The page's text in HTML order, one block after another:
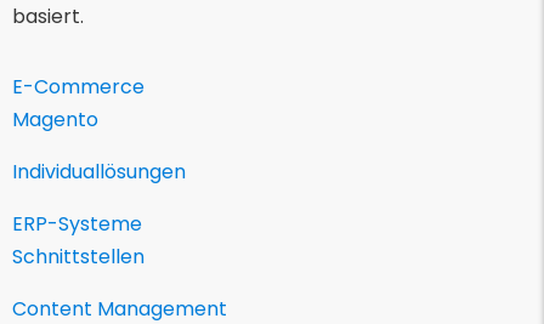
basiert.
E-Commerce
Magento
Individuallösungen
ERP-Systeme
Schnittstellen
Content Management